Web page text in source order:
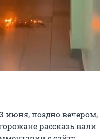
июня, поздно вечером,
рассказывали